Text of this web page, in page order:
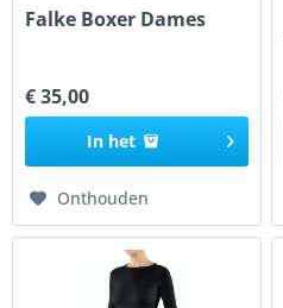
Falke Boxer Dames
€ 35,00
In het
Onthouden